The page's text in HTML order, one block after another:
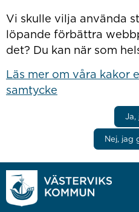
Vi skulle vilja använda
löpande förbättra
det? Du kan när som
Läs mer om våra kakor
samtycke
Nej, jag